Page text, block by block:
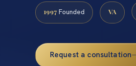
1997 Founded VA
Request a consultation